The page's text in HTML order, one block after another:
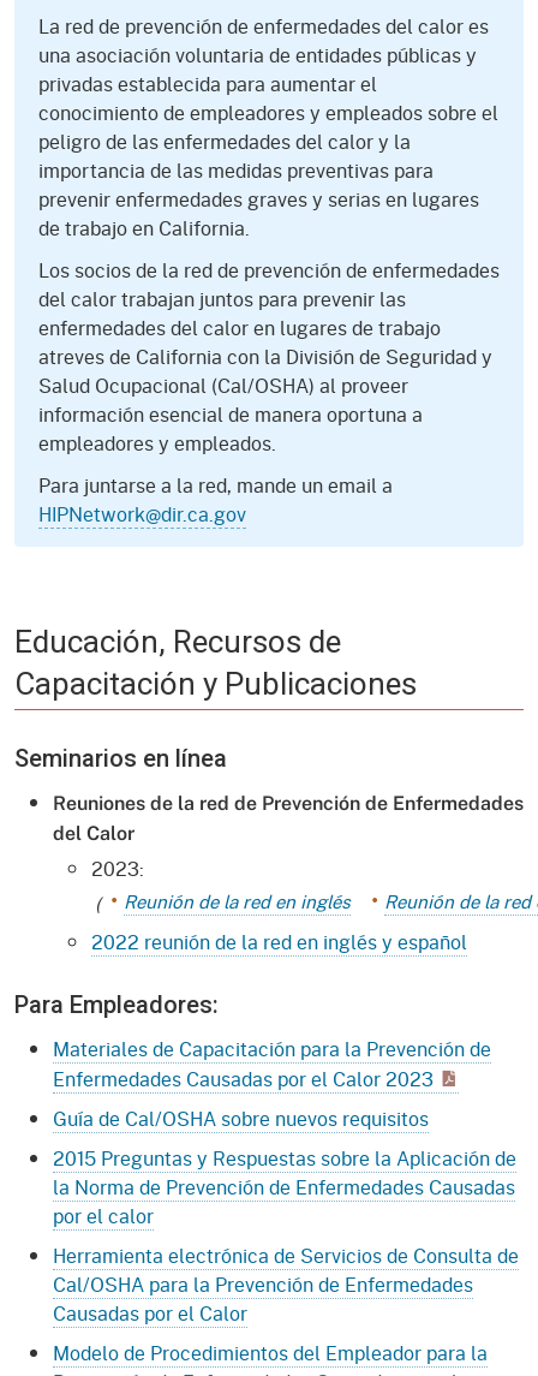
La red de prevención de enfermedades del calor es
una asociación voluntaria de entidades públicas y
privadas establecida para aumentar el
conocimiento de empleadores y empleados sobre el
peligro de las enfermedades del calor y la
importancia de las medidas preventivas para
prevenir enfermedades graves y serias en lugares
de trabajo en California.
Los socios de la red de prevención de enfermedades
del calor trabajan juntos para prevenir las
enfermedades del calor en lugares de trabajo
atreves de California con la División de Seguridad y
Salud Ocupacional (Cal/OSHA) al proveer
información esencial de manera oportuna a
empleadores y empleados.
Para juntarse a la red, mande un email a
HIPNetwork@dir.ca.gov
Educación, Recursos de
Capacitación y Publicaciones
Seminarios en línea
Reuniones de la red de Prevención de Enfermedades
del Calor
2023:
( Reunión de la red en inglés Reunión de la red
2022 reunión de la red en inglés y español
Para Empleadores:
Materiales de Capacitación para la Prevención de
Enfermedades Causadas por el Calor 2023
Guía de Cal/OSHA sobre nuevos requisitos
2015 Preguntas y Respuestas sobre la Aplicación de
la Norma de Prevención de Enfermedades Causadas
por el calor
Herramienta electrónica de Servicios de Consulta de
Cal/OSHA para la Prevención de Enfermedades
Causadas por el Calor
Modelo de Procedimientos del Empleador para la